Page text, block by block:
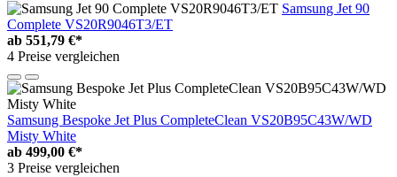
Samsung Jet 90
Complete VS20R9046T3/ET
ab 551,79 €*
4 Preise vergleichen
Samsung Bespoke Jet Plus CompleteClean VS20B95C43W/WD
Misty White
ab 499,00 €*
3 Preise vergleichen